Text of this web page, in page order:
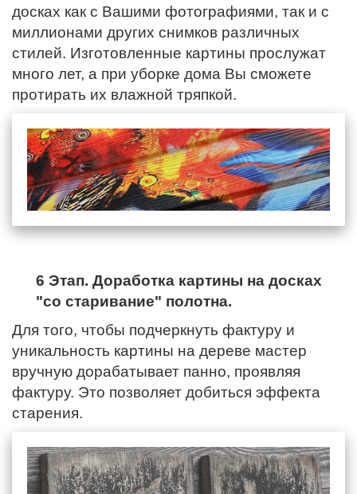
досках как с Вашими фотографиями, так и с
миллионами других снимков различных
стилей. Изготовленные картины прослужат
много лет, а при уборке дома Вы сможете
протирать их влажной тряпкой.
6 Этап. Доработка картины на досках
"со старивание" полотна.
Для того, чтобы подчеркнуть фактуру и
уникальность картины на дереве мастер
вручную дорабатывает панно, проявляя
фактуру. Это позволяет добиться эффекта
старения.